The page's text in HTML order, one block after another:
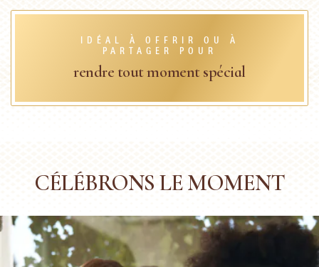
IDÉAL À OFFRIR OU À
PARTAGER POUR
rendre tout moment spécial
CÉLÉBRONS LE MOMENT